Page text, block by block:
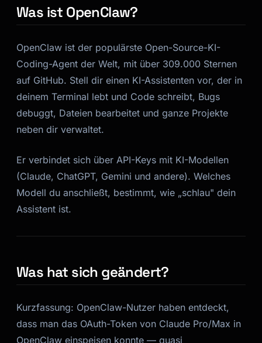
Was ist OpenClaw?
OpenClaw ist der populärste Open-Source-KI-
Coding-Agent der Welt, mit über 309.000 Sternen
auf GitHub. Stell dir einen KI-Assistenten vor, der in
deinem Terminal lebt und Code schreibt, Bugs
debuggt, Dateien bearbeitet und ganze Projekte
neben dir verwaltet.
Er verbindet sich über API-Keys mit KI-Modellen
(Claude, ChatGPT, Gemini und andere). Welches
Modell du anschließt, bestimmt, wie „schlau" dein
Assistent ist.
Was hat sich geändert?
Kurzfassung: OpenClaw-Nutzer haben entdeckt,
dass man das OAuth-Token von Claude Pro/Max in
OpenClaw einspeisen konnte — quasi
Kai
Kursfinder · für dich da